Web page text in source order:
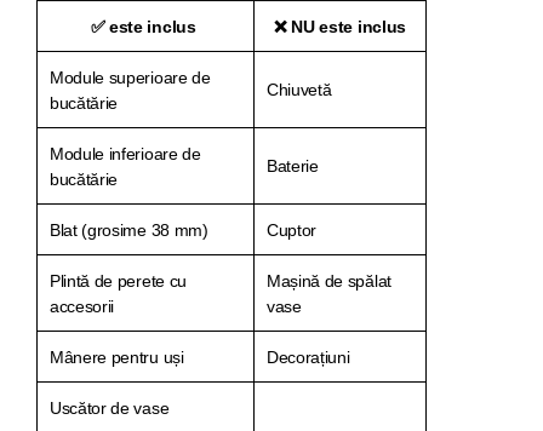
✅ este inclus ❌ NU este inclus
Module superioare de
bucătărie
Chiuvetă
Module inferioare de
bucătărie
Baterie
Blat (grosime 38 mm) Cuptor
Plintă de perete cu
accesorii
Mașină de spălat
vase
Mânere pentru uși Decorațiuni
Uscător de vase